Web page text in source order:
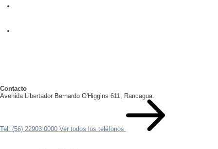
Contacto
Avenida Libertador Bernardo O'Higgins 611, Rancagua.
Tel: (56) 22903 0000 Ver todos los teléfonos